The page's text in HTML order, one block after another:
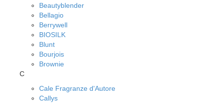
Beautyblender
Bellagio
Berrywell
BIOSILK
Blunt
Bourjois
Brownie
C
Cale Fragranze d'Autore
Callys